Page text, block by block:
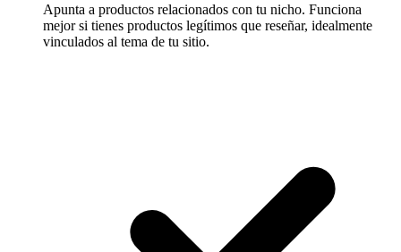
Apunta a productos relacionados con tu nicho. Funciona
mejor si tienes productos legítimos que reseñar, idealmente
vinculados al tema de tu sitio.